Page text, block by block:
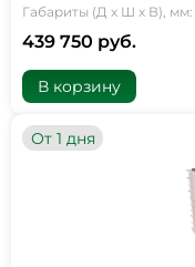
Габариты (Д х Ш х В), мм:
439 750 руб.
В корзину
От 1 дня